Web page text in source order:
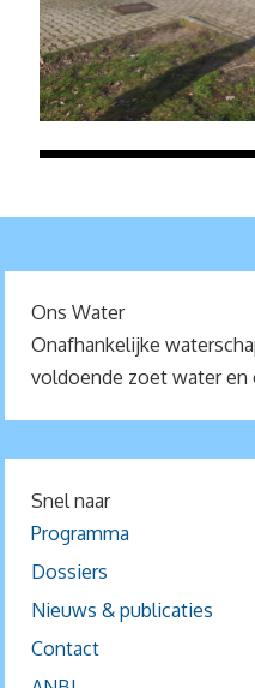
Ons Water
Onafhankelijke
voldoende zoet water en
Snel naar
Programma
Dossiers
Nieuws & publicaties
Contact